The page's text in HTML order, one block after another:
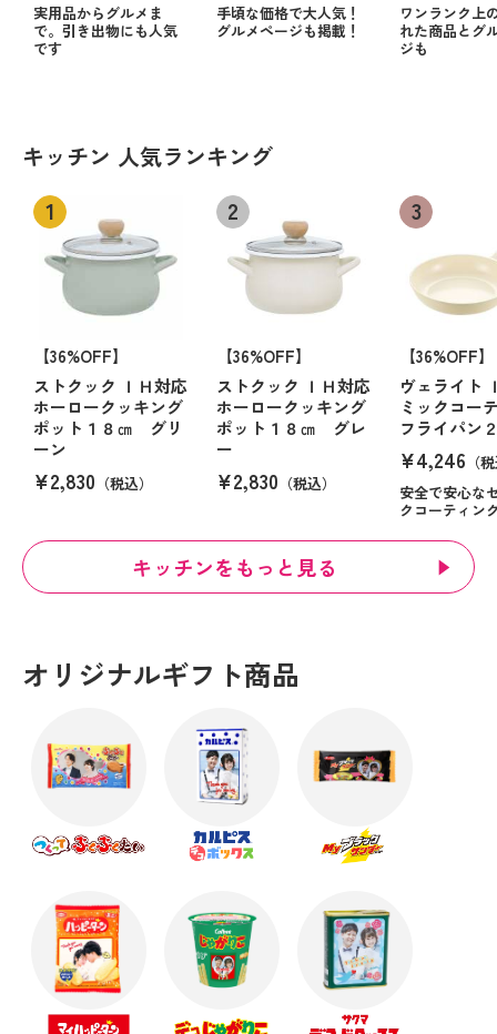
実用品からグルメま
で。引き出物にも人気
です
手頃な価格で大人気！
グルメページも掲載！
ワンランク上
れた商品とグ
ジも
キッチン 人気ランキング
【36%OFF】
ストクック ＩＨ対応
ホーロークッキング
ポット１８㎝ グリ
ーン
¥2,830 （税込）
【36%OFF】
ストクック ＩＨ対応
ホーロークッキング
ポット１８㎝ グレ
ー
¥2,830 （税込）
【36%OFF】
ヴェライト
ミックコー
フライパン
¥4,246 （
安全で安心な
クコーティン
キッチンをもっと見る
オリジナルギフト商品